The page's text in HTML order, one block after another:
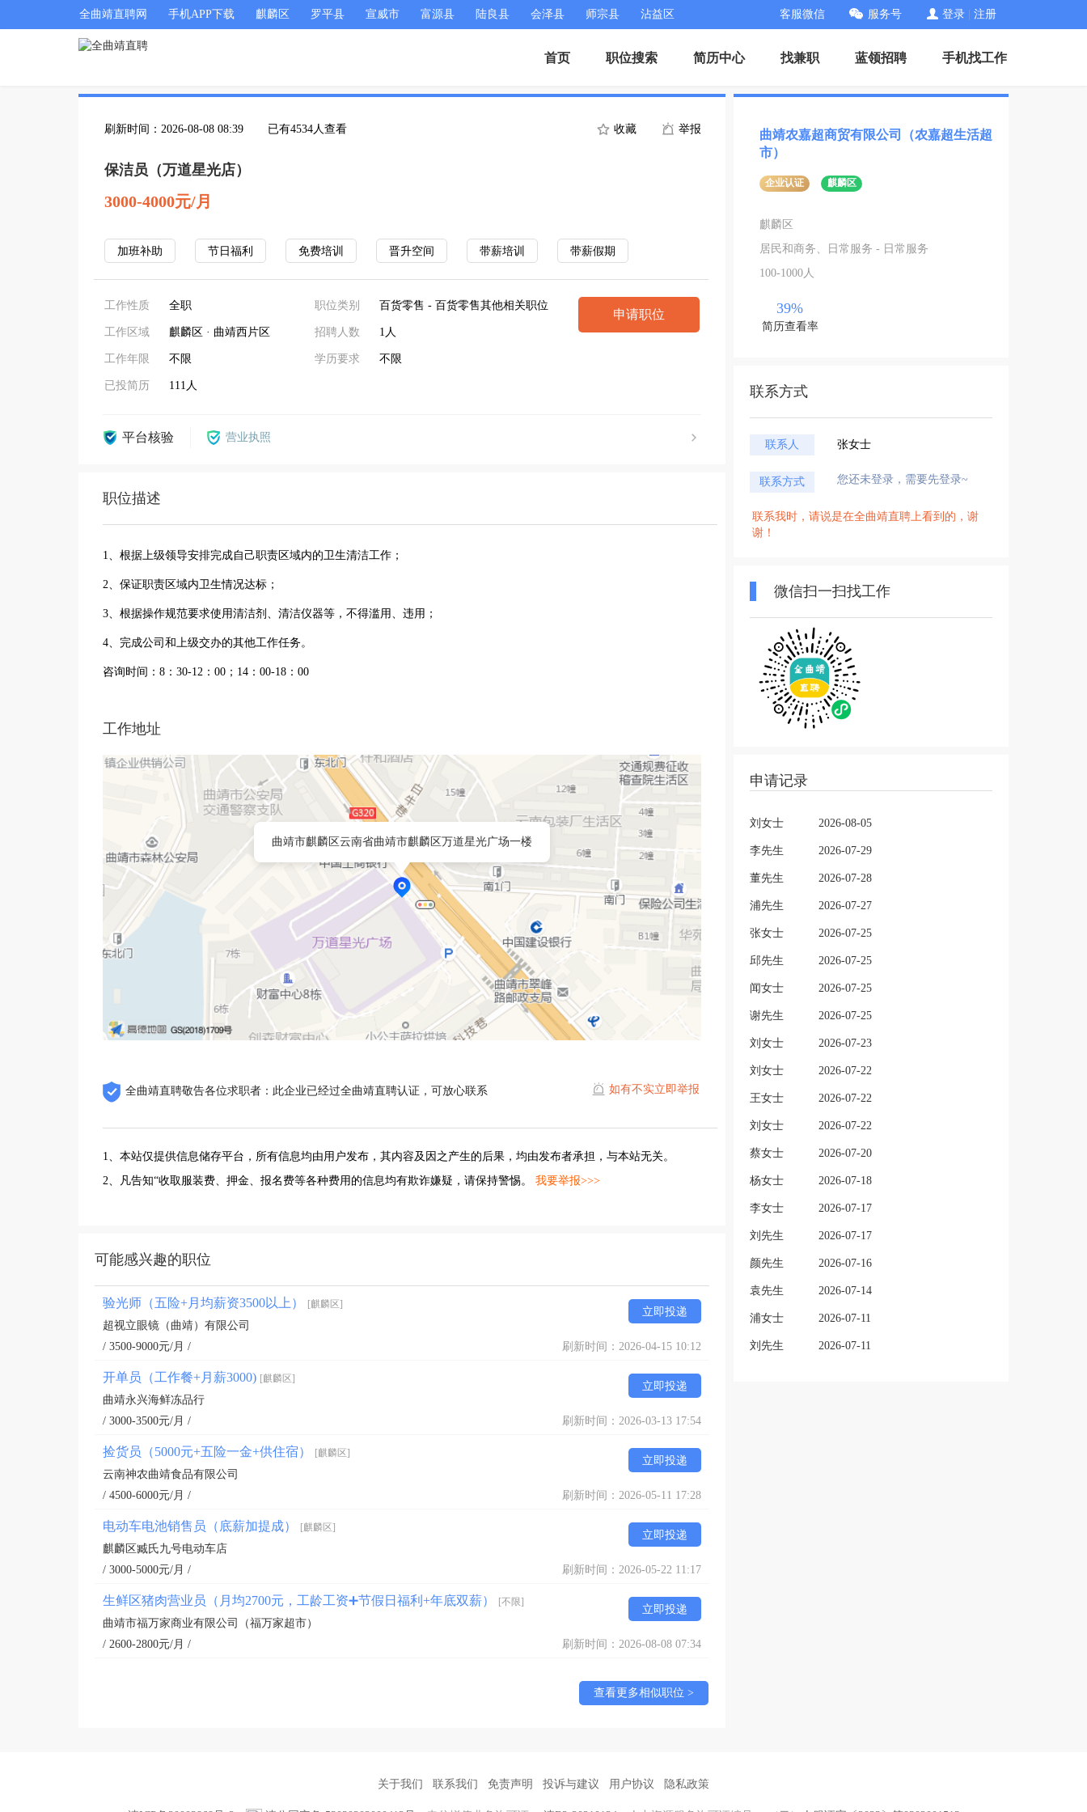
全曲靖直聘网 手机APP下载 麒麟区 罗平县 宣威市 富源县 陆良县 会泽县 师宗县 沾益区 客服微信 服务号 登录 注册
首页 职位搜索 简历中心 找兼职 蓝领招聘 手机找工作
刷新时间：2026-08-08 08:39 已有4534人查看 收藏 举报
保洁员（万道星光店）
3000-4000元/月
加班补助 节日福利 免费培训 晋升空间 带薪培训 带薪假期
工作性质 全职
工作区域 麒麟区 · 曲靖西片区
工作年限 不限
已投简历 111人
职位类别 百货零售 - 百货零售其他相关职位
招聘人数 1人
学历要求 不限
申请职位
平台核验 营业执照
职位描述
1、根据上级领导安排完成自己职责区域内的卫生清洁工作；
2、保证职责区域内卫生情况达标；
3、根据操作规范要求使用清洁剂、清洁仪器等，不得滥用、违用；
4、完成公司和上级交办的其他工作任务。
咨询时间：8：30-12：00；14：00-18：00
工作地址
曲靖市麒麟区云南省曲靖市麒麟区万道星光广场一楼
全曲靖直聘敬告各位求职者：此企业已经过全曲靖直聘认证，可放心联系 如有不实立即举报
1、本站仅提供信息储存平台，所有信息均由用户发布，其内容及因之产生的后果，均由发布者承担，与本站无关。
2、凡告知“收取服装费、押金、报名费等各种费用的信息均有欺诈嫌疑，请保持警惕。 我要举报>>>
可能感兴趣的职位
验光师（五险+月均薪资3500以上） [麒麟区]
立即投递
超视立眼镜（曲靖）有限公司
/ 3500-9000元/月 /
刷新时间：2026-04-15 10:12
开单员（工作餐+月薪3000) [麒麟区]
立即投递
曲靖永兴海鲜冻品行
/ 3000-3500元/月 /
刷新时间：2026-03-13 17:54
捡货员（5000元+五险一金+供住宿） [麒麟区]
立即投递
云南神农曲靖食品有限公司
/ 4500-6000元/月 /
刷新时间：2026-05-11 17:28
电动车电池销售员（底薪加提成） [麒麟区]
立即投递
麒麟区臧氏九号电动车店
/ 3000-5000元/月 /
刷新时间：2026-05-22 11:17
生鲜区猪肉营业员（月均2700元，工龄工资➕节假日福利+年底双薪） [不限]
立即投递
曲靖市福万家商业有限公司（福万家超市）
/ 2600-2800元/月 /
刷新时间：2026-08-08 07:34
查看更多相似职位 >
曲靖农嘉超商贸有限公司（农嘉超生活超
市）
企业认证 麒麟区
麒麟区
居民和商务、日常服务 - 日常服务
100-1000人
39%
简历查看率
联系方式
联系人 张女士
联系方式 您还未登录，需要先登录~
联系我时，请说是在全曲靖直聘上看到的，谢
谢！
微信扫一扫找工作
申请记录
刘女士 2026-08-05
李先生 2026-07-29
董先生 2026-07-28
浦先生 2026-07-27
张女士 2026-07-25
邱先生 2026-07-25
闻女士 2026-07-25
谢先生 2026-07-25
刘女士 2026-07-23
刘女士 2026-07-22
王女士 2026-07-22
刘女士 2026-07-22
蔡女士 2026-07-20
杨女士 2026-07-18
李女士 2026-07-17
刘先生 2026-07-17
颜先生 2026-07-16
袁先生 2026-07-14
浦女士 2026-07-11
刘先生 2026-07-11
关于我们 联系我们 免责声明 投诉与建议 用户协议 隐私政策